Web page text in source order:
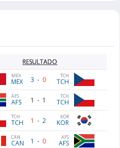
RESULTADO
MEX
MEX 3 - 0 TCH
TCH
AFS
AFS 1 - 1 TCH
TCH
TCH
TCH 1 - 2 KOR
KOR
CAN
CAN 1 - 0 AFS
AFS